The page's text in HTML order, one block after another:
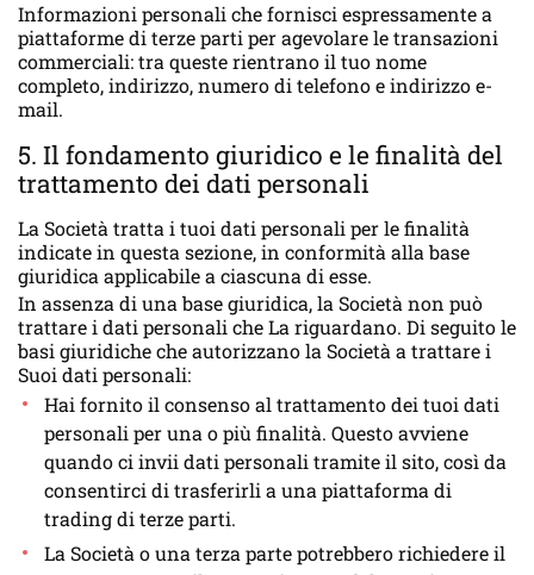
Informazioni personali che fornisci espressamente a
piattaforme di terze parti per agevolare le transazioni
commerciali: tra queste rientrano il tuo nome
completo, indirizzo, numero di telefono e indirizzo e-
mail.
5. Il fondamento giuridico e le finalità del
trattamento dei dati personali
La Società tratta i tuoi dati personali per le finalità
indicate in questa sezione, in conformità alla base
giuridica applicabile a ciascuna di esse.
In assenza di una base giuridica, la Società non può
trattare i dati personali che La riguardano. Di seguito le
basi giuridiche che autorizzano la Società a trattare i
Suoi dati personali:
Hai fornito il consenso al trattamento dei tuoi dati
personali per una o più finalità. Questo avviene
quando ci invii dati personali tramite il sito, così da
consentirci di trasferirli a una piattaforma di
trading di terze parti.
La Società o una terza parte potrebbero richiedere il